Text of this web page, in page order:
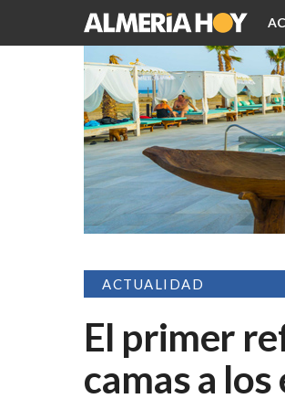
ACTUALIDAD
El primer
camas a